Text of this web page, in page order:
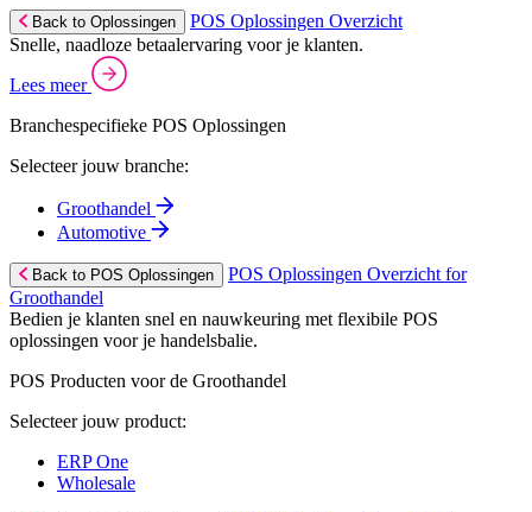
Back to Oplossingen
POS Oplossingen Overzicht
Snelle, naadloze betaalervaring voor je klanten.
Lees meer
Branchespecifieke POS Oplossingen
Selecteer jouw branche:
Groothandel
Automotive
Back to POS Oplossingen
POS Oplossingen Overzicht for
Groothandel
Bedien je klanten snel en nauwkeuring met flexibile POS
oplossingen voor je handelsbalie.
POS Producten voor de Groothandel
Selecteer jouw product:
ERP One
Wholesale